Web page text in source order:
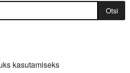
Otsi
kasutamiseks